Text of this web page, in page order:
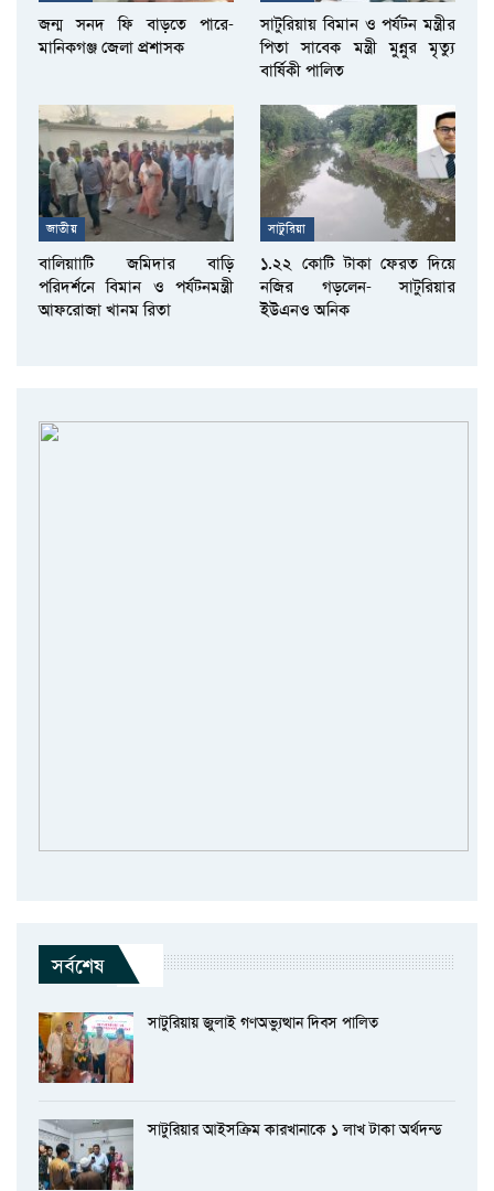
জন্ম সনদ ফি বাড়তে পারে-
মানিকগঞ্জ জেলা প্রশাসক
সাটুরিয়ায় বিমান ও পর্যটন মন্ত্রীর
পিতা সাবেক মন্ত্রী মুন্নুর মৃত্যু
বার্ষিকী পালিত
জাতীয়
বালিয়াাটি জমিদার বাড়ি
পরিদর্শনে বিমান ও পর্যটনমন্ত্রী
আফরোজা খানম রিতা
সাটুরিয়া
১.২২ কোটি টাকা ফেরত দিয়ে
নজির গড়লেন- সাটুরিয়ার
ইউএনও অনিক
সর্বশেষ
সাটুরিয়ায় জুলাই গণঅভ্যুত্থান দিবস পালিত
সাটুরিয়ার আইসক্রিম কারখানাকে ১ লাখ টাকা অর্থদন্ড